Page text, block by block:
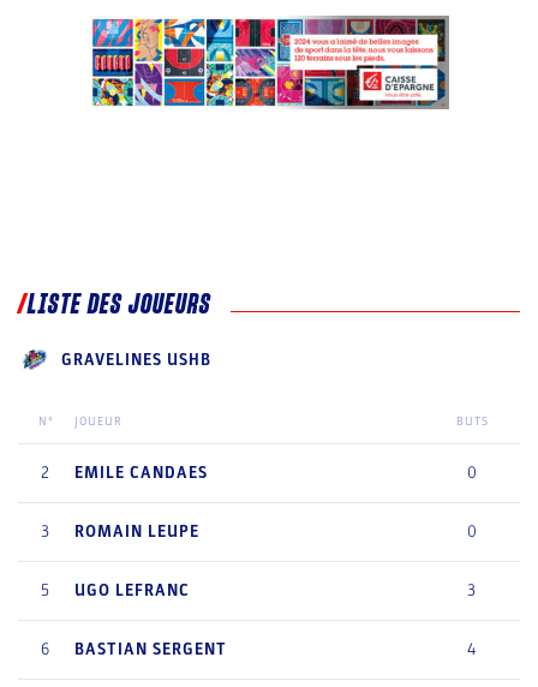
LISTE DES JOUEURS
GRAVELINES USHB
N° JOUEUR BUTS
2 EMILE CANDAES 0
3 ROMAIN LEUPE 0
5 UGO LEFRANC 3
6 BASTIAN SERGENT 4